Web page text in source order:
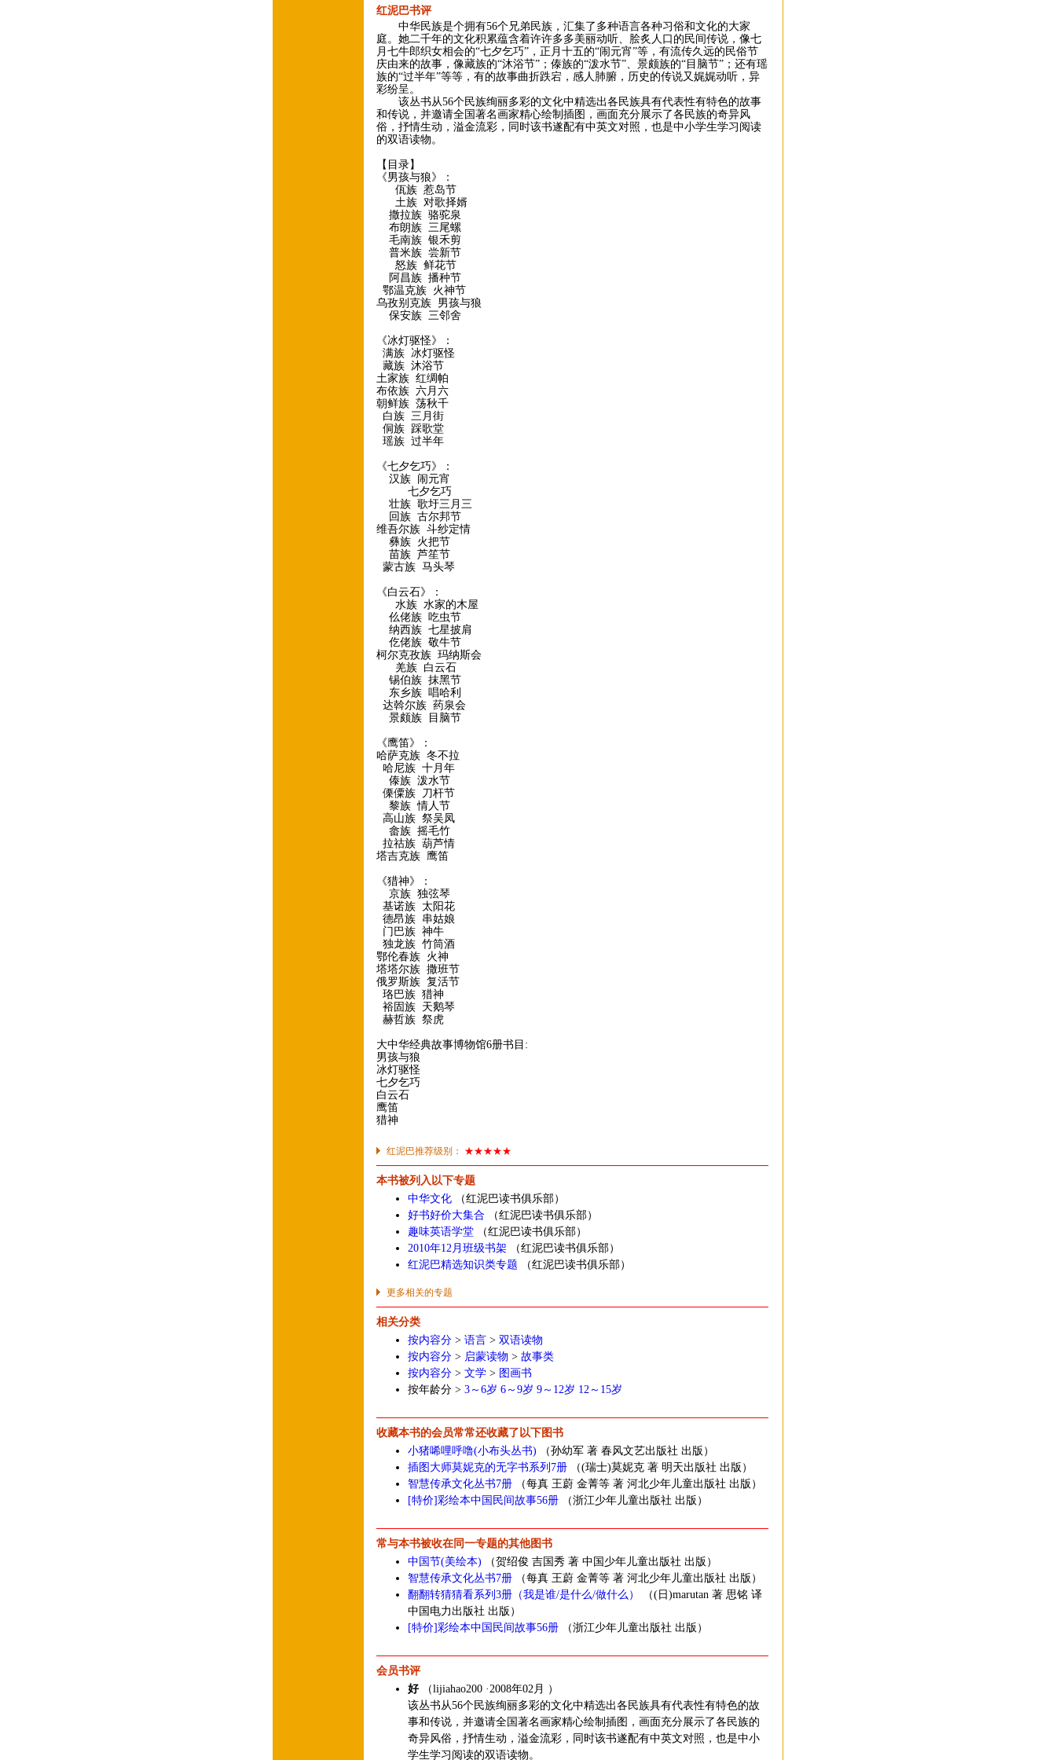
红泥巴书评
中华民族是个拥有56个兄弟民族，汇集了多种语言各种习俗和文化的大家
庭。她二千年的文化积累蕴含着许许多多美丽动听、脍炙人口的民间传说，像七
月七牛郎织女相会的“七夕乞巧”，正月十五的“闹元宵”等，有流传久远的民俗节
庆由来的故事，像藏族的“沐浴节”；傣族的“泼水节”、景颇族的“目脑节”；还有瑶
族的“过半年”等等，有的故事曲折跌宕，感人肺腑，历史的传说又娓娓动听，异
彩纷呈。
该丛书从56个民族绚丽多彩的文化中精选出各民族具有代表性有特色的故事
和传说，并邀请全国著名画家精心绘制插图，画面充分展示了各民族的奇异风
俗，抒情生动，溢金流彩，同时该书遂配有中英文对照，也是中小学生学习阅读
的双语读物。
【目录】
《男孩与狼》：
佤族 惹岛节
土族 对歌择婿
撒拉族 骆驼泉
布朗族 三尾螺
毛南族 银禾剪
普米族 尝新节
怒族 鲜花节
阿昌族 播种节
鄂温克族 火神节
乌孜别克族 男孩与狼
保安族 三邻舍
《冰灯驱怪》：
满族 冰灯驱怪
藏族 沐浴节
土家族 红绸帕
布依族 六月六
朝鲜族 荡秋千
白族 三月街
侗族 踩歌堂
瑶族 过半年
《七夕乞巧》：
汉族 闹元宵
七夕乞巧
壮族 歌圩三月三
回族 古尔邦节
维吾尔族 斗纱定情
彝族 火把节
苗族 芦笙节
蒙古族 马头琴
《白云石》：
水族 水家的木屋
仫佬族 吃虫节
纳西族 七星披肩
仡佬族 敬牛节
柯尔克孜族 玛纳斯会
羌族 白云石
锡伯族 抹黑节
东乡族 唱哈利
达斡尔族 药泉会
景颇族 目脑节
《鹰笛》：
哈萨克族 冬不拉
哈尼族 十月年
傣族 泼水节
傈僳族 刀杆节
黎族 情人节
高山族 祭吴凤
畲族 摇毛竹
拉祜族 葫芦情
塔吉克族 鹰笛
《猎神》：
京族 独弦琴
基诺族 太阳花
德昂族 串姑娘
门巴族 神牛
独龙族 竹筒酒
鄂伦春族 火神
塔塔尔族 撒班节
俄罗斯族 复活节
珞巴族 猎神
裕固族 天鹅琴
赫哲族 祭虎
大中华经典故事博物馆6册书目:
男孩与狼
冰灯驱怪
七夕乞巧
白云石
鹰笛
猎神
红泥巴推荐级别： ★★★★★
本书被列入以下专题
中华文化 （红泥巴读书俱乐部）
好书好价大集合 （红泥巴读书俱乐部）
趣味英语学堂 （红泥巴读书俱乐部）
2010年12月班级书架 （红泥巴读书俱乐部）
红泥巴精选知识类专题 （红泥巴读书俱乐部）
更多相关的专题
相关分类
按内容分 > 语言 > 双语读物
按内容分 > 启蒙读物 > 故事类
按内容分 > 文学 > 图画书
按年龄分 > 3～6岁 6～9岁 9～12岁 12～15岁
收藏本书的会员常常还收藏了以下图书
小猪唏哩呼噜(小布头丛书) （孙幼军 著 春风文艺出版社 出版）
插图大师莫妮克的无字书系列7册 （(瑞士)莫妮克 著 明天出版社 出版）
智慧传承文化丛书7册 （每真 王蔚 金菁等 著 河北少年儿童出版社 出版）
[特价]彩绘本中国民间故事56册 （浙江少年儿童出版社 出版）
常与本书被收在同一专题的其他图书
中国节(美绘本) （贺绍俊 吉国秀 著 中国少年儿童出版社 出版）
智慧传承文化丛书7册 （每真 王蔚 金菁等 著 河北少年儿童出版社 出版）
翻翻转猜猜看系列3册（我是谁/是什么/做什么）
（(日)marutan 著 思铭 译
中国电力出版社 出版）
[特价]彩绘本中国民间故事56册 （浙江少年儿童出版社 出版）
会员书评
好（lijiahao200 ·2008年02月 ）
该丛书从56个民族绚丽多彩的文化中精选出各民族具有代表性有特色的故
事和传说，并邀请全国著名画家精心绘制插图，画面充分展示了各民族的
奇异风俗，抒情生动，溢金流彩，同时该书遂配有中英文对照，也是中小
学生学习阅读的双语读物。